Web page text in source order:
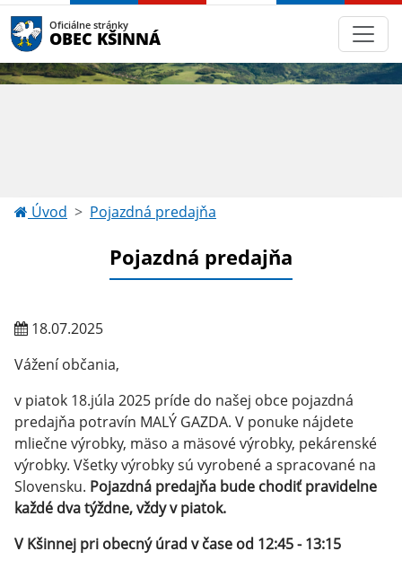
Oficiálne stránky
OBEC KŠINNÁ
Úvod Pojazdná predajňa
Pojazdná predajňa
18.07.2025
Vážení občania,
v piatok 18.júla 2025 príde do našej obce pojazdná
predajňa potravín MALÝ GAZDA. V ponuke nájdete
mliečne výrobky, mäso a mäsové výrobky, pekárenské
výrobky. Všetky výrobky sú vyrobené a spracované na
Slovensku. Pojazdná predajňa bude chodiť pravidelne
každé dva týždne, vždy v piatok.
V Kšinnej pri obecný úrad v čase od 12:45 - 13:15